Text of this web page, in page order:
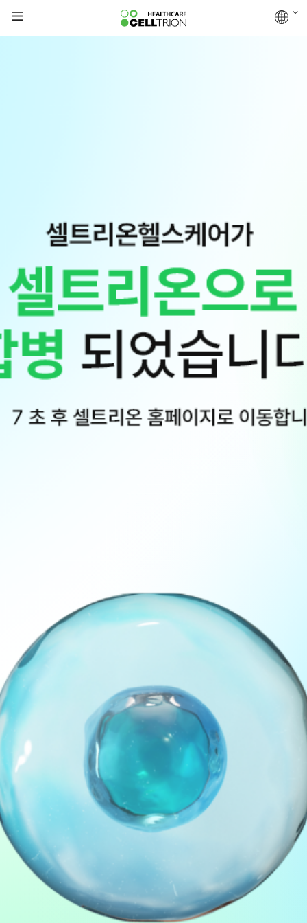
2023-10-17
채권자 이의제출 공고
셀트리온-셀트리온헬스케어 합병 국내투자자 간담회 자료
법적고지 개인정보처리방침
수출입경영방침
오시는 길
Contact
인천광역시 연수구 아카데미로 51번길 19
Tel. 032-850-6400
IR대표번호 : 070-8228-2267~2268
Copyright © 2019 Celltrion Healthcare Co.,Ltd. All rights reserved.
본 사이트에서 제공하는 제품 정보는 의료 정보용으로만 사용되며 홍보 또는